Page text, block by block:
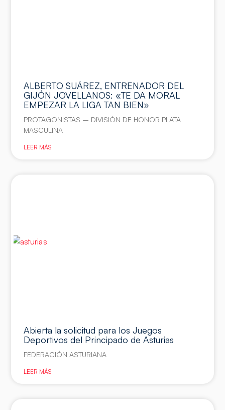
ALBERTO SUÁREZ, ENTRENADOR DEL
GIJÓN JOVELLANOS: «TE DA MORAL
EMPEZAR LA LIGA TAN BIEN»
PROTAGONISTAS – DIVISIÓN DE HONOR PLATA
MASCULINA
LEER MÁS
Abierta la solicitud para los Juegos
Deportivos del Principado de Asturias
FEDERACIÓN ASTURIANA
LEER MÁS